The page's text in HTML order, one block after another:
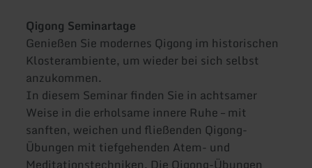
Qigong Seminartage
Genießen Sie modernes Qigong im historischen
Klosterambiente, um wieder bei sich selbst
anzukommen.
In diesem Seminar finden Sie in achtsamer
Weise in die erholsame innere Ruhe – mit
sanften, weichen und fließenden Qigong-
Übungen mit tiefgehenden Atem- und